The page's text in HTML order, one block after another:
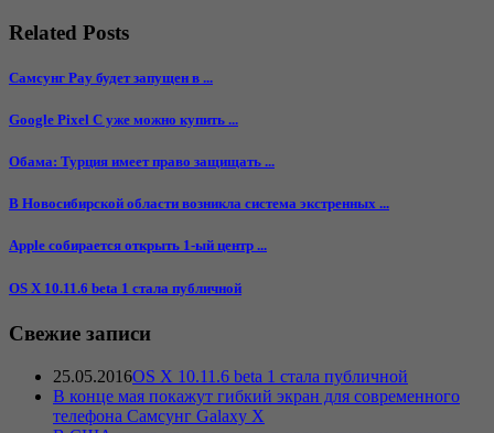
Related Posts
Самсунг Pay будет запущен в ...
Google Pixel C уже можно купить ...
Обама: Турция имеет право защищать ...
В Новосибирской области возникла система экстренных ...
Apple собирается открыть 1-ый центр ...
OS X 10.11.6 beta 1 cтала публичной
Свежие записи
25.05.2016OS X 10.11.6 beta 1 cтала публичной
В конце мая покажут гибкий экран для современного
телефона Самсунг Galaxy X